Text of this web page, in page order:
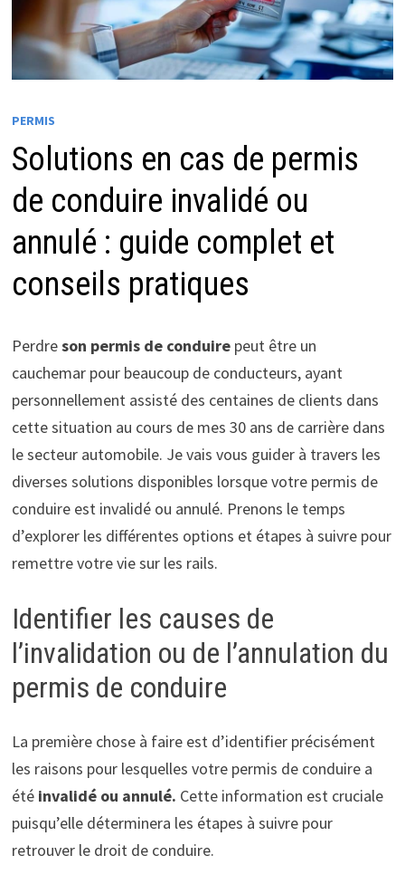
PERMIS
Solutions en cas de permis
de conduire invalidé ou
annulé : guide complet et
conseils pratiques
Perdreson permis de conduirepeut être un
cauchemar pour beaucoup de conducteurs, ayant
personnellement assisté des centaines de clients dans
cette situation au cours de mes 30 ans de carrière dans
le secteur automobile. Je vais vous guider à travers les
diverses solutions disponibles lorsque votre permis de
conduire est invalidé ou annulé. Prenons le temps
d’explorer les différentes options et étapes à suivre pour
remettre votre vie sur les rails.
Identifier les causes de
l’invalidation ou de l’annulation du
permis de conduire
La première chose à faire est d’identifier précisément
les raisons pour lesquelles votre permis de conduire a
étéinvalidé ou annulé. Cette information est cruciale
puisqu’elle déterminera les étapes à suivre pour
retrouver le droit de conduire.